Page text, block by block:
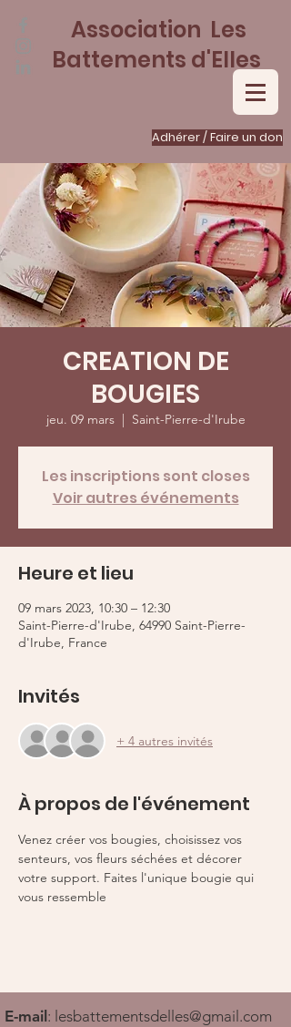
Adhérer / Faire un don
Association Les
Battements d'Elles
CREATION DE
BOUGIES
jeu. 09 mars
  |
Saint-Pierre-d'Irube
Les inscriptions sont closes
Voir autres événements
Heure et lieu
09 mars 2023, 10:30 – 12:30
Saint-Pierre-d'Irube, 64990 Saint-Pierre-
d'Irube, France
Invités
+ 4 autres invités
À propos de l'événement
Venez créer vos bougies, choisissez vos
senteurs, vos fleurs séchées et décorer
votre support. Faites l'unique bougie qui
vous ressemble
E-mail : lesbattementsdelles@gmail.com